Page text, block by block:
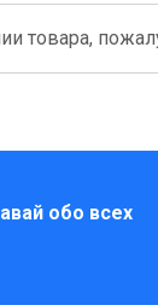
товара,
обо всех